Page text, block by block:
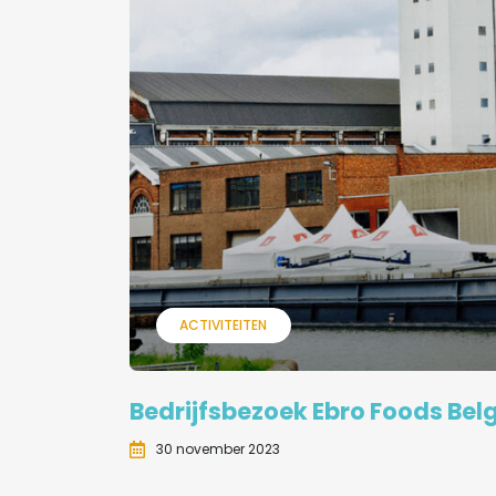
ACTIVITEITEN
Bedrijfsbezoek Ebro Foods
30 november 2023